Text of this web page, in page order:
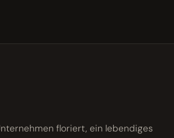
floriert, ein lebendiges